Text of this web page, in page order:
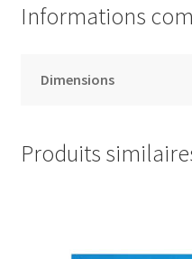
Informations
Dimensions
Produits